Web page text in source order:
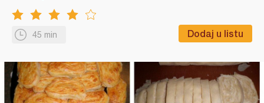
45 min Dodaj u listu